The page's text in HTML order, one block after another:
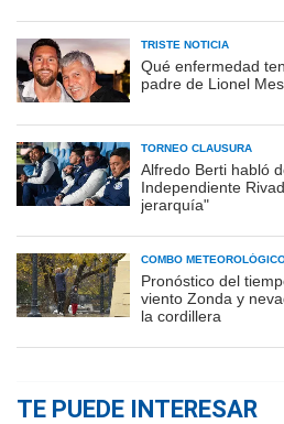
TRISTE NOTICIA
Qué enfermedad
padre de Lionel
TORNEO CLAUSURA
Alfredo Berti habló
Independiente
jerarquía"
COMBO
Pronóstico del
viento Zonda y
la cordillera
TE PUEDE INTERESAR